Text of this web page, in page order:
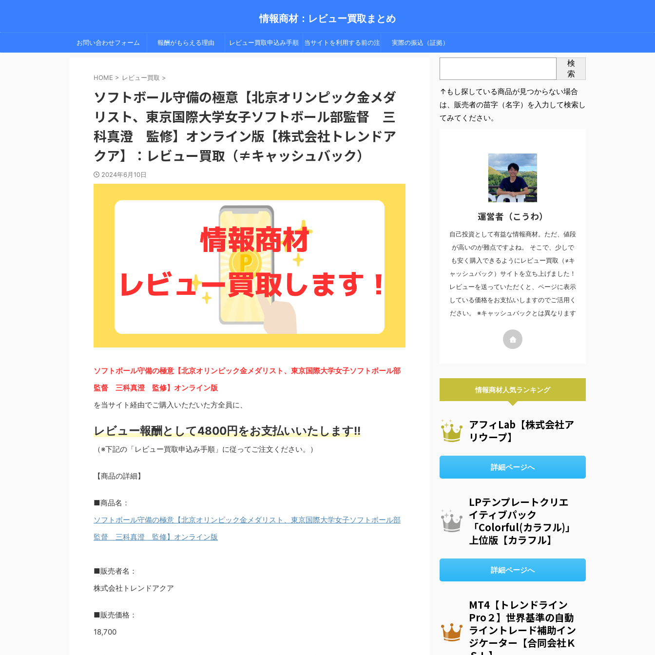
情報商材：レビュー買取まとめ
お問い合わせフォーム 報酬がもらえる理由 レビュー買取申込み手順 当サイトを利用する前の注 実際の振込（証拠）
HOME > レビュー買取 >
ソフトボール守備の極意【北京オリンピック金メダ
リスト、東京国際大学女子ソフトボール部監督 三
科真澄 監修】オンライン版【株式会社トレンドア
クア】：レビュー買取（≠キャッシュバック）
2024年6月10日
ソフトボール守備の極意【北京オリンピック金メダリスト、東京国際大学女子ソフトボール部
監督 三科真澄 監修】オンライン版
を当サイト経由でご購入いただいた方全員に、
レビュー報酬として4800円をお支払いいたします!!
（※下記の「レビュー買取申込み手順」に従ってご注文ください。）
【商品の詳細】
■商品名：
ソフトボール守備の極意【北京オリンピック金メダリスト、東京国際大学女子ソフトボール部
監督 三科真澄 監修】オンライン版
■販売者名：
株式会社トレンドアクア
■販売価格：
18,700
検
索
↑もし探している商品が見つからない場合
は、販売者の苗字（名字）を入力して検索し
てみてください。
運営者（こうわ）
自己投資として有益な情報商材。ただ、値段
が高いのが難点ですよね。 そこで、少しで
も安く購入できるようにレビュー買取（≠キ
ャッシュバック）サイトを立ち上げました！
レビューを送っていただくと、ページに表示
している価格をお支払いしますのでご活用く
ださい。 ※キャッシュバックとは異なります
情報商材人気ランキング
アフィLab【株式会社ア
リウープ】
詳細ページへ
LPテンプレートクリエ
イティブパック
「Colorful(カラフル)」
上位版【カラフル】
詳細ページへ
MT4【トレンドライン
Pro２】世界基準の自動
ライントレード補助イン
ジケーター【合同会社Ｋ